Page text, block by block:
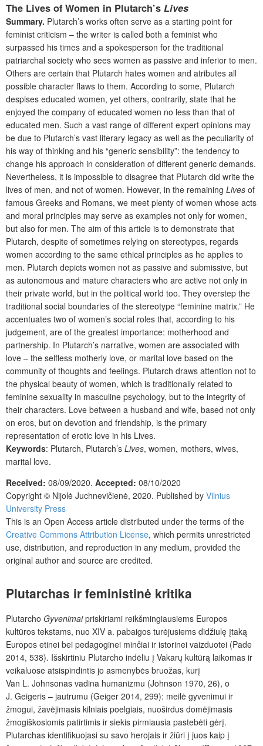
The Lives of Women in Plutarch’s Lives
Summary. Plutarch’s works often serve as a starting point for
feminist criticism – the writer is called both a feminist who
surpassed his times and a spokesperson for the traditional
patriarchal society who sees women as passive and inferior to men.
Others are certain that Plutarch hates women and atributes all
possible character flaws to them. According to some, Plutarch
despises educated women, yet others, contrarily, state that he
enjoyed the company of educated women no less than that of
educated men. Such a vast range of different expert opinions may
be due to Plutarch’s vast literary legacy as well as the peculiarity of
his way of thinking and his “generic sensibility”: the tendency to
change his approach in consideration of different generic demands.
Nevertheless, it is impossible to disagree that Plutarch did write the
lives of men, and not of women. However, in the remaining Lives of
famous Greeks and Romans, we meet plenty of women whose acts
and moral principles may serve as examples not only for women,
but also for men. The aim of this article is to demonstrate that
Plutarch, despite of sometimes relying on stereotypes, regards
women according to the same ethical principles as he applies to
men. Plutarch depicts women not as passive and submissive, but
as autonomous and mature characters who are active not only in
their private world, but in the political world too. They overstep the
traditional social boundaries of the stereotype “feminine matrix.” He
accentuates two of women’s social roles that, according to his
judgement, are of the greatest importance: motherhood and
partnership. In Plutarch’s narrative, women are associated with
love – the selfless motherly love, or marital love based on the
community of thoughts and feelings. Plutarch draws attention not to
the physical beauty of women, which is traditionally related to
feminine sexuality in masculine psychology, but to the integrity of
their characters. Love between a husband and wife, based not only
on eros, but on devotion and friendship, is the primary
representation of erotic love in his Lives.
Keywords: Plutarch, Plutarch’s Lives, women, mothers, wives,
marital love.
Received: 08/09/2020. Accepted: 08/10/2020
Copyright © Nijolė Juchnevičienė, 2020. Published by Vilnius
University Press
This is an Open Access article distributed under the terms of the
Creative Commons Attribution License, which permits unrestricted
use, distribution, and reproduction in any medium, provided the
original author and source are credited.
Plutarchas ir feministinė kritika
Plutarcho Gyvenimaipriskiriami reikšmingiausiems Europos
kultūros tekstams, nuo XIV a. pabaigos turėjusiems didžiulę įtaką
Europos etinei bei pedagoginei minčiai ir istorinei vaizduotei (Pade
2014, 538). Išskirtiniu Plutarcho indėliu į Vakarų kultūrą laikomas ir
veikaluose atsispindintis jo asmenybės bruožas, kurį
Van L. Johnsonas vadina humanizmu (Johnson 1970, 26), o
J. Geigeris – jautrumu (Geiger 2014, 299): meilė gyvenimui ir
žmogui, žavėjimasis kilniais poelgiais, nuoširdus domėjimasis
žmogiškosiomis patirtimis ir siekis pirmiausia pastebėti gėrį.
Plutarchas identifikuojasi su savo herojais ir žiūri į juos kaip į